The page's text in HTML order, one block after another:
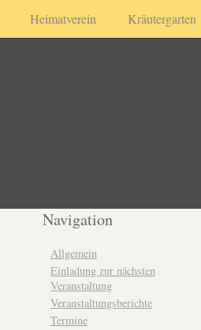
Heimatverein Kräutergarten
Navigation
Allgemein
Einladung zur nächsten
Veranstaltung
Veranstaltungsberichte
Termine